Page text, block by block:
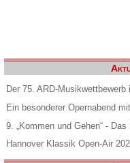
Der 75. ARD-Musikwettbewerb
Ein besonderer Opernabend
9. „Kommen und Gehen“ -
Hannover Klassik Open-Air